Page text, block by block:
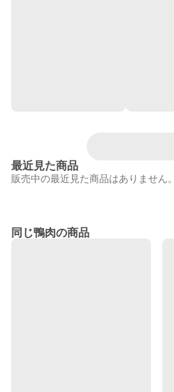
最近見た商品
販売中の最近見た商品はありません。
同じ鴨肉の商品